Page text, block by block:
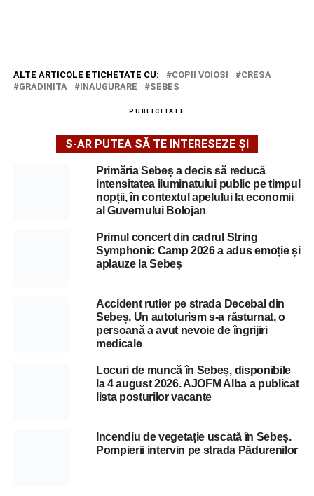
ALTE ARTICOLE ETICHETATE CU: COPII VOIOSI
CRESA
GRADINITA
INAUGURARE SEBES
PUBLICITATE
S-AR PUTEA SĂ TE INTERESEZE ȘI
Primăria Sebeș a decis să reducă
intensitatea iluminatului public pe timpul
nopții, în contextul apelului la economii
al Guvernului Bolojan
Primul concert din cadrul String
Symphonic Camp 2026 a adus emoție și
aplauze la Sebeș
Accident rutier pe strada Decebal din
Sebeș. Un autoturism s-a răsturnat, o
persoană a avut nevoie de îngrijiri
medicale
Locuri de muncă în Sebeș, disponibile
la 4 august 2026. AJOFM Alba a publicat
lista posturilor vacante
Incendiu de vegetație uscată în Sebeș.
Pompierii intervin pe strada Pădurenilor